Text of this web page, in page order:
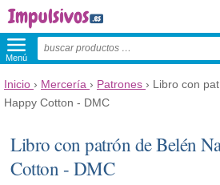
Menú
Inicio › Mercería › Patrones › Libro con
Happy Cotton - DMC
Libro con patrón de Belén
Cotton - DMC